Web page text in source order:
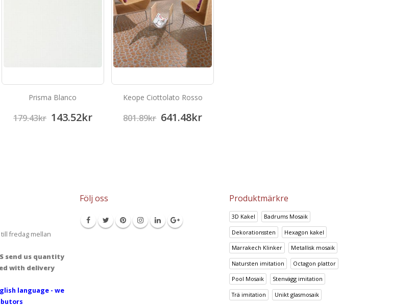
Prisma Blanco
179.43kr 143.52kr
Keope Ciottolato Rosso
801.89kr 641.48kr
fredag mellan
send us quantity
with delivery
language - we
Följ oss Produktmärkre
3D Kakel Badrums Mosaik
Dekorationssten Hexagon kakel
Marrakech Klinker Metallisk mosaik
Natursten imitation Octagon plattor
Pool Mosaik Stenvägg imitation
Trä imitation Unikt glasmosaik